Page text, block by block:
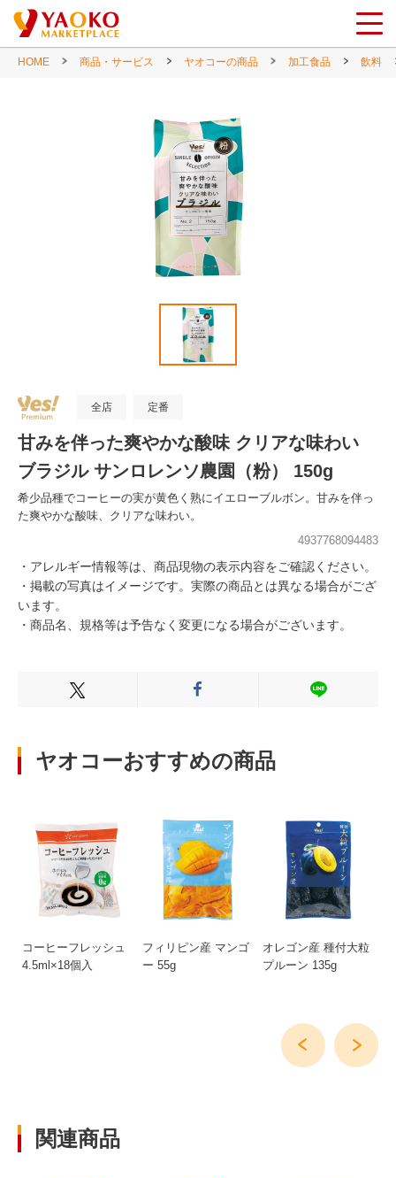
HOME 商品・サービス ヤオコーの商品 加工食品 飲料
全店 定番
甘みを伴った爽やかな酸味 クリアな味わい
ブラジル サンロレンソ農園（粉） 150g
希少品種でコーヒーの実が黄色く熟にイエローブルボン。甘みを伴っ
た爽やかな酸味、クリアな味わい。
4937768094483
・アレルギー情報等は、商品現物の表示内容をご確認ください。
・掲載の写真はイメージです。実際の商品とは異なる場合がござ
います。
・商品名、規格等は予告なく変更になる場合がございます。
Xでシェアする FacebookでシェアするLINEでシェ
ヤオコーおすすめの商品
コーヒーフレッシュ
4.5ml×18個入
フィリピン産 マンゴ
ー 55g
オレゴン産 種付大粒
プルーン 135g
関連商品